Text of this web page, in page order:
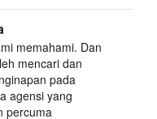
memahami. Dan
mencari dan
pada
agensi yang
percuma